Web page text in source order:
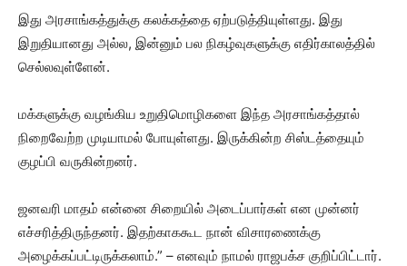
இது அரசாங்கத்துக்கு கலக்கத்தை ஏற்படுத்தியுள்ளது. இது
இறுதியானது அல்ல, இன்னும் பல நிகழ்வுகளுக்கு எதிர்காலத்தில்
செல்லவுள்ளேன்.
மக்களுக்கு வழங்கிய உறுதிமொழிகளை இந்த அரசாங்கத்தால்
நிறைவேற்ற முடியாமல் போயுள்ளது. இருக்கின்ற சிஸ்டத்தையும்
குழப்பி வருகின்றனர்.
ஜனவரி மாதம் என்னை சிறையில் அடைப்பார்கள் என முன்னர்
எச்சரித்திருந்தனர். இதற்காககூட நான் விசாரணைக்கு
அழைக்கப்பட்டிருக்கலாம்.” – எனவும் நாமல் ராஜபக்ச குறிப்பிட்டார்.